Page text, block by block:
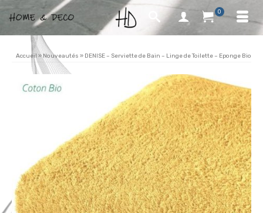
0
Accueil » Nouveautés » DENISE – Serviette de Bain – Linge de Toilette – Eponge Bio